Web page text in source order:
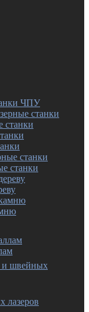
ЧПУ
станки
станки
и швейных
лазеров